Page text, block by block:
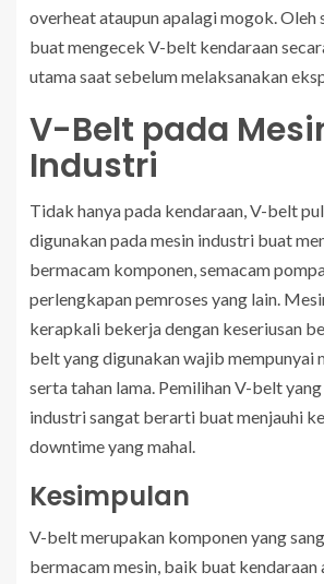
overheat ataupun apalagi mogok.
buat mengecek V-belt kendaraan
utama saat sebelum melaksanakan
V-Belt pada
Industri
Tidak hanya pada kendaraan, V-belt
digunakan pada mesin industri buat
bermacam komponen, semacam
perlengkapan pemroses yang lain.
kerapkali bekerja dengan keseriusan
belt yang digunakan wajib mempunyai
serta tahan lama. Pemilihan V-belt
industri sangat berarti buat menjauhi
downtime yang mahal.
Kesimpulan
V-belt merupakan komponen yang
bermacam mesin, baik buat kendaraan